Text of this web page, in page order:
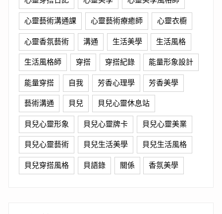
心靈藝術溝通課 心靈藝術療癒師 心靈衣櫥
心靈香氛藝術 溝通 生活美學 生活風格
生活風格師 穿搭 穿搭紀錄 能量形象設計
能量穿搭 自我 芳香心理學 芳香美學
藝術溝通 貝兒 貝兒心靈休息站
貝兒心靈形象 貝兒心靈牌卡 貝兒心靈美業
貝兒心靈藝術 貝兒生活美學 貝兒生活風格
貝兒穿搭風格 貝語錄 關係 香氛美學